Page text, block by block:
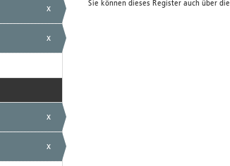
x
x
x
x
Sie können dieses Register auch über die